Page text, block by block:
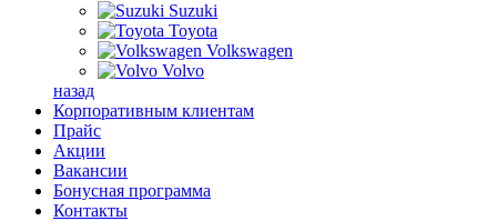
Suzuki
Toyota
Volkswagen
Volvo
назад
Корпоративным клиентам
Прайс
Акции
Вакансии
Бонусная программа
Контакты